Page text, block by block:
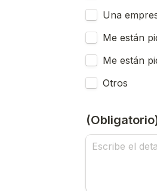
Una
Me están
Me están
Otros